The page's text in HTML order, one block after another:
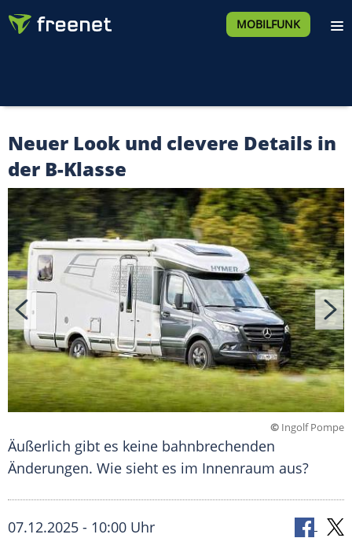
MOBILFUNK
Neuer Look und clevere Details in
der B-Klasse
© Ingolf Pompe
Äußerlich gibt es keine bahnbrechenden
Änderungen. Wie sieht es im Innenraum aus?
07.12.2025 - 10:00 Uhr